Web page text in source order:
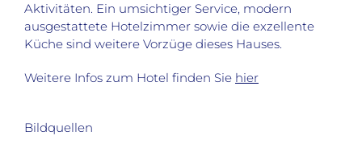
Aktivitäten. Ein umsichtiger Service, modern
ausgestattete Hotelzimmer sowie die exzellente
Küche sind weitere Vorzüge dieses Hauses.
Weitere Infos zum Hotel finden Sie hier
Bildquellen